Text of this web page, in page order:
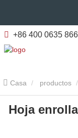
+86 400 0635 866
Casa productos
a color
Hoja